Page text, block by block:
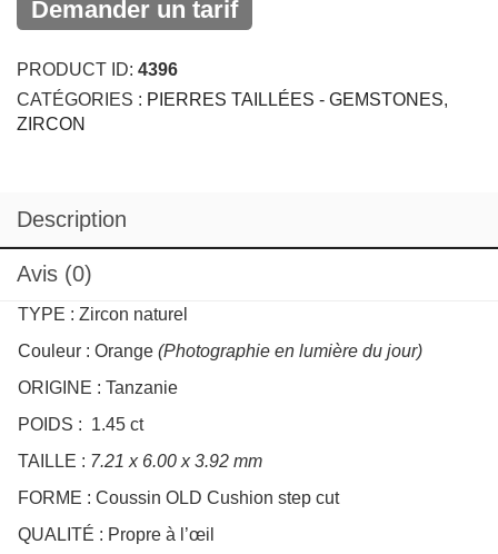
CATÉGORIES :PIERRES TAILLÉES - GEMSTONES
ZIRCON
Avis (0)
TYPE : Zircon naturel
Couleur : Orange (Photographie en lumière du jour)
ORIGINE : Tanzanie
POIDS : 1.45 ct
TAILLE : 7.21 x 6.00 x 3.92 mm
FORME : Coussin OLD Cushion step cut
QUALITÉ : Propre à l’œil
TRAITEMENT : Non chauffé / Unheated